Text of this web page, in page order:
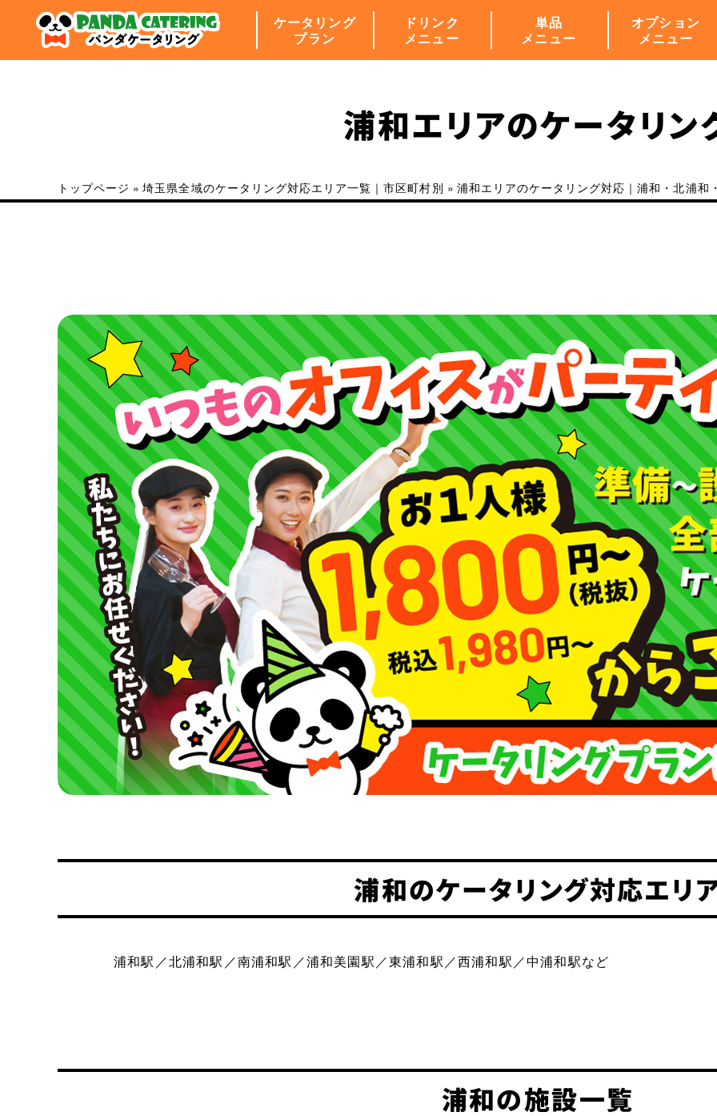
ケータリング
プラン
ドリンク
メニュー
単品
メニュー
オプション
メニュー
浦和エリアのケータリン
トップページ »埼玉県全域のケータリング対応エリア一覧｜市区町村別 » 浦和エリアのケータリング対応｜浦和・北浦和
浦和のケータリング対応エリ
浦和駅／北浦和駅／南浦和駅／浦和美園駅／東浦和駅／西浦和駅／中浦和駅など
浦和の施設一覧